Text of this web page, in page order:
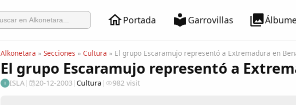
Portada Garrovillas
Alkonetara » Secciones » Cultura » El grupo Escaramujo representó a Extremadura en
El grupo Escaramujo representó a
I ISLA| 20-12-2003| Cultura | 982 visit